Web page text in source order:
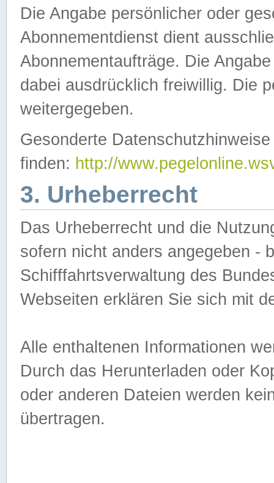
Die Angabe persönlicher oder
Abonnementdienst dient
Abonnementaufträge. Die
dabei ausdrücklich freiwillig. Die
weitergegeben.
Gesonderte
finden: http://
3. Urheberrecht
Das Urheberrecht und die
sofern nicht anders angegeben -
Schifffahrtsverwaltung des
Webseiten erklären Sie sich mit
Alle enthaltenen Informationen
Durch das Herunterladen oder
oder anderen Dateien werden
übertragen.